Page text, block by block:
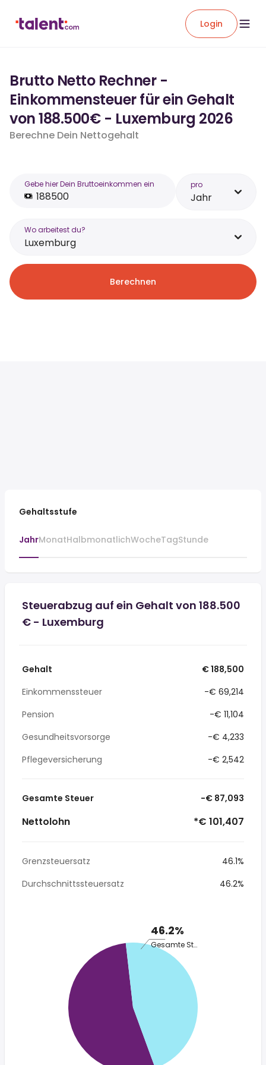
Login
Brutto Netto Rechner -
Einkommensteuer für ein Gehalt
von 188.500€ - Luxemburg 2026
Berechne Dein Nettogehalt
Gebe hier Dein Bruttoeinkommen ein pro
Jahr
Wo arbeitest du?
Luxemburg
Berechnen
Gehaltsstufe
JahrMonatHalbmonatlichWocheTagStunde
Steuerabzug auf ein Gehalt von 188.500
€ - Luxemburg
Gehalt
€ 188,500
Einkommenssteuer
-€ 69,214
Pension
-€ 11,104
Gesundheitsvorsorge
-€ 4,233
Pflegeversicherung
-€ 2,542
Gesamte Steuer -€ 87,093
Nettolohn *€ 101,407
Grenzsteuersatz
46.1%
Durchschnittssteuersatz
46.2%
46.2%
Gesamte Steuer